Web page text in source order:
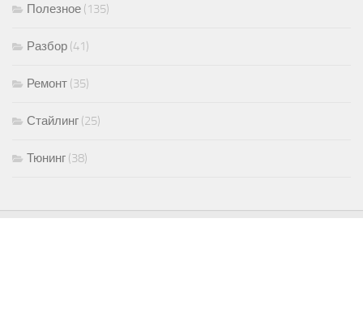
Полезное (135)
Разбор (41)
Ремонт (35)
Стайлинг (25)
Тюнинг (38)